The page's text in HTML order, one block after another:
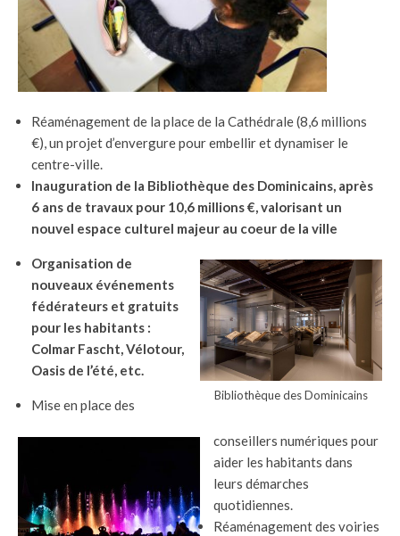
Réaménagement de la place de la Cathédrale (8,6 millions
€), un projet d’envergure pour embellir et dynamiser le
centre-ville.
Inauguration de la Bibliothèque des Dominicains, après
6 ans de travaux pour 10,6 millions €, valorisant un
nouvel espace culturel majeur au coeur de la ville
Bibliothèque des Dominicains
Organisation de
nouveaux événements
fédérateurs et gratuits
pour les habitants :
Colmar Fascht, Vélotour,
Oasis de l’été, etc.
Mise en place des
conseillers numériques pour
aider les habitants dans
leurs démarches
quotidiennes.
Réaménagement des voiries